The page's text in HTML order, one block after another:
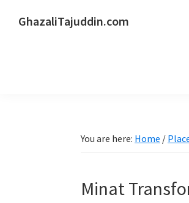
GhazaliTajuddin.com
You are here: Home /
Minat